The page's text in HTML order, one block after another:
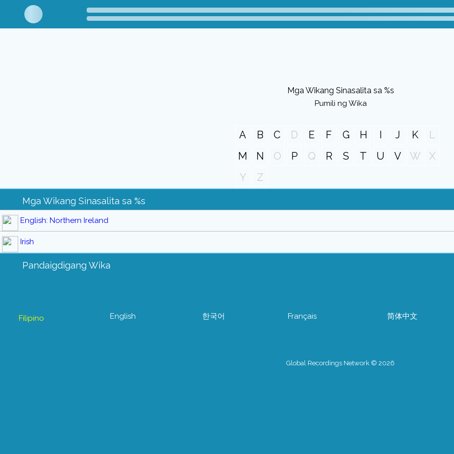
Mga Wikang Sinasalita sa %s
Pumili ng Wika
A B C D E F G H I J K
L
M
N O P Q R S T U V W
X
Y
Z
Mga Wikang Sinasalita sa %s
English: Northern Ireland
Irish
Pandaigdigang Wika
Filipino English 한국어 Français 简体中文
Global Recordings Network © 2026